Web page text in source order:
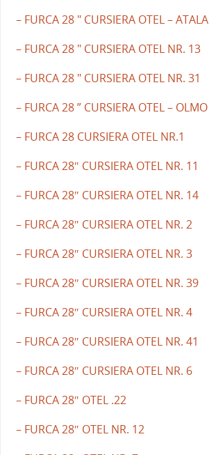
– FURCA 28 " CURSIERA OTEL – ATALA
– FURCA 28 " CURSIERA OTEL NR. 13
– FURCA 28 " CURSIERA OTEL NR. 31
– FURCA 28 ” CURSIERA OTEL – OLMO
– FURCA 28 CURSIERA OTEL NR.1
– FURCA 28″ CURSIERA OTEL NR. 11
– FURCA 28″ CURSIERA OTEL NR. 14
– FURCA 28″ CURSIERA OTEL NR. 2
– FURCA 28″ CURSIERA OTEL NR. 3
– FURCA 28″ CURSIERA OTEL NR. 39
– FURCA 28″ CURSIERA OTEL NR. 4
– FURCA 28″ CURSIERA OTEL NR. 41
– FURCA 28″ CURSIERA OTEL NR. 6
– FURCA 28″ OTEL .22
– FURCA 28″ OTEL NR. 12